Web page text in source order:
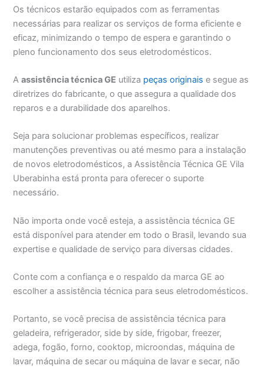
Os técnicos estarão equipados com as ferramentas
necessárias para realizar os serviços de forma eficiente e
eficaz, minimizando o tempo de espera e garantindo o
pleno funcionamento dos seus eletrodomésticos.
Aassistência técnica GE utiliza peças originais e segue as
diretrizes do fabricante, o que assegura a qualidade dos
reparos e a durabilidade dos aparelhos.
Seja para solucionar problemas específicos, realizar
manutenções preventivas ou até mesmo para a instalação
de novos eletrodomésticos, a Assistência Técnica GE Vila
Uberabinha está pronta para oferecer o suporte
necessário.
Não importa onde você esteja, a assistência técnica GE
está disponível para atender em todo o Brasil, levando sua
expertise e qualidade de serviço para diversas cidades.
Conte com a confiança e o respaldo da marca GE ao
escolher a assistência técnica para seus eletrodomésticos.
Portanto, se você precisa de assistência técnica para
geladeira, refrigerador, side by side, frigobar, freezer,
adega, fogão, forno, cooktop, microondas, máquina de
lavar, máquina de secar ou máquina de lavar e secar, não